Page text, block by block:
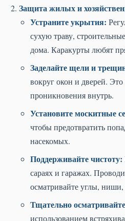
Защита жилых и
Устраните укрытия:
сухую траву,
дома. Каракурты любят
Заделайте щели и
вокруг окон и дверей.
проникновения внутрь.
Установите москитные
чтобы предотвратить
насекомых.
Поддерживайте чистоту:
сараях и гаражах.
осматривайте углы,
Тщательно
использованием